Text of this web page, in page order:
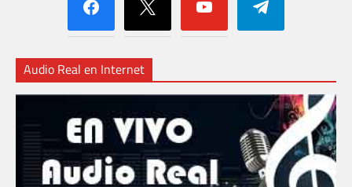
Audio Real en Internet